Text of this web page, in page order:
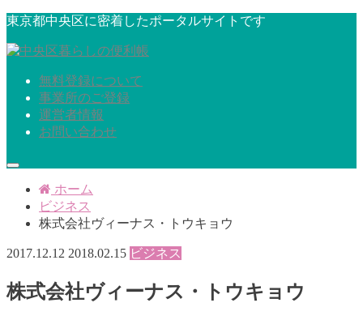
東京都中央区に密着したポータルサイトです
無料登録について
事業所のご登録
運営者情報
お問い合わせ
ホーム
ビジネス
株式会社ヴィーナス・トウキョウ
2017.12.12 2018.02.15 ビジネス
株式会社ヴィーナス・トウキョウ